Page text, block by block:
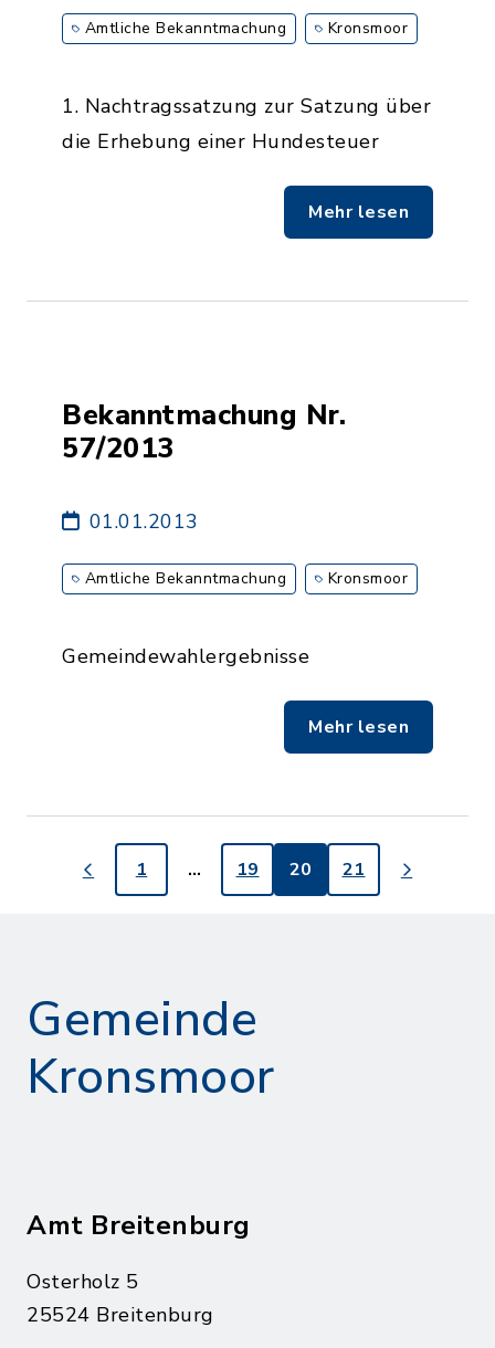
Amtliche Bekanntmachung Kronsmoor
1. Nachtragssatzung zur Satzung über
die Erhebung einer Hundesteuer
Mehr lesen
Bekanntmachung Nr.
57/2013
01.01.2013
Amtliche Bekanntmachung Kronsmoor
Gemeindewahlergebnisse
Mehr lesen
1 … 19 20 21
Gemeinde
Kronsmoor
Amt Breitenburg
Osterholz 5
25524 Breitenburg